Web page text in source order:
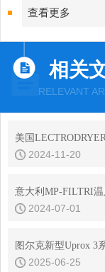
查看更多
相关
RELEVANT
美国
2024-11-20
意大利MP-FILTRI
2024-07-01
2025-06-25